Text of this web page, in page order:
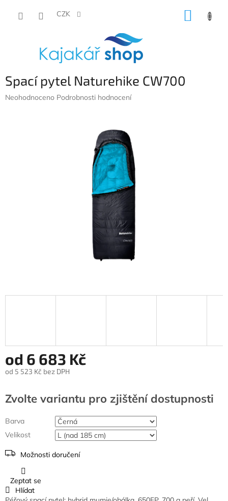
CZK
Spací pytel Naturehike CW700
Průměrné
Neohodnoceno Podrobnosti hodnocení
od 6 683 Kč
od 5 523 Kč bez DPH
cena:
Zvolte variantu
Barva
Velikost
Možnosti doručení
Zeptat se
Hlídat